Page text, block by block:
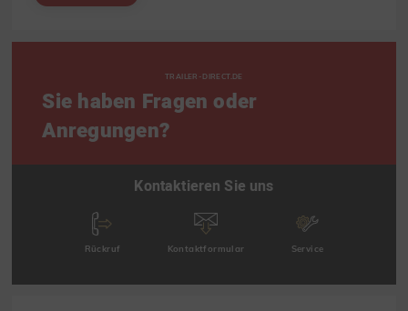
TRAILER-DIRECT.DE
Sie haben Fragen oder
Anregungen?
Kontaktieren Sie uns
Rückruf Kontaktformular Service